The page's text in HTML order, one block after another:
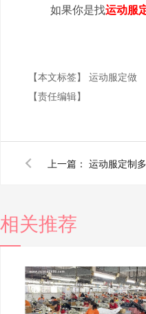
如果你是找运动服
【本文标签】 运动服定做
【责任编辑】
上一篇： 运动服定制
相关推荐